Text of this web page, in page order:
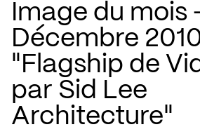
Image du mois
Décembre
"Flagship de
par Sid Lee
Architecture"